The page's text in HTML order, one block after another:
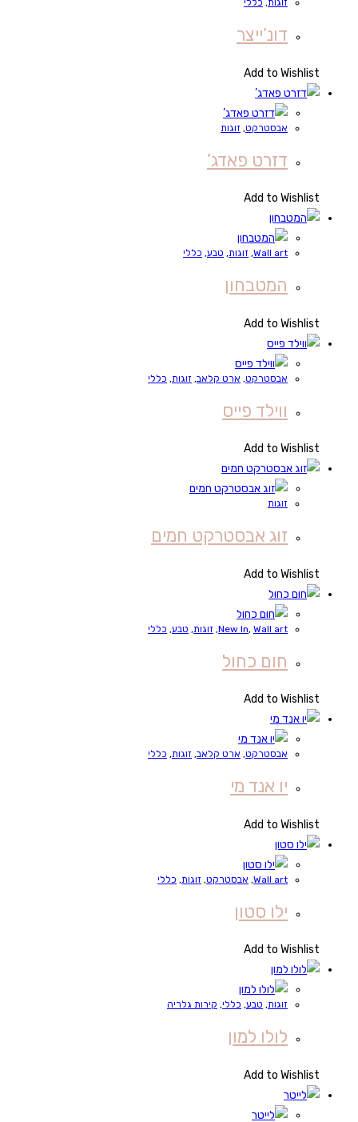
זוגות, כללי
דונ’ייצר
Add to Wishlist
אבסטרקט, זוגות
דזרט פאדג’
Add to Wishlist
Wall art
, זוגות, טבע, כללי
המטבחון
Add to Wishlist
אבסטרקט, ארט קלאב, זוגות, כללי
ווילד פייס
Add to Wishlist
זוגות
זוג אבסטרקט חמים
Add to Wishlist
New In, Wall art
, זוגות, טבע, כללי
חום כחול
Add to Wishlist
אבסטרקט, ארט קלאב, זוגות, כללי
יו אנד מי
Add to Wishlist
Wall art
, אבסטרקט, זוגות, כללי
ילו סטון
Add to Wishlist
זוגות, טבע, כללי, קירות גלריה
לולו למון
Add to Wishlist